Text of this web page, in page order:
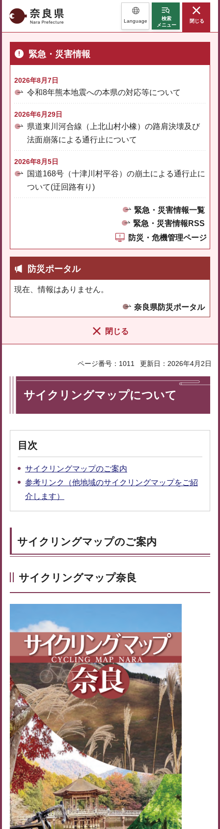
奈良県 Language
検索
メニュー
閉じる
緊急・災害情報
2026年8月7日
令和8年熊本地震への本県の対応等について
2026年6月29日
県道東川河合線（上北山村小橡）の路肩決壊及び
法面崩落による通行止について
2026年8月5日
国道168号（十津川村平谷）の崩土による通行止に
ついて(迂回路有り)
緊急・災害情報一覧
緊急・災害情報RSS
防災・危機管理ページ
防災ポータル
現在、情報はありません。
奈良県防災ポータル
閉じる
ページ番号：1011 更新日：2026年4月2日
サイクリングマップについて
目次
サイクリングマップのご案内
参考リンク（他地域のサイクリングマップをご紹
介します）
サイクリングマップのご案内
サイクリングマップ奈良